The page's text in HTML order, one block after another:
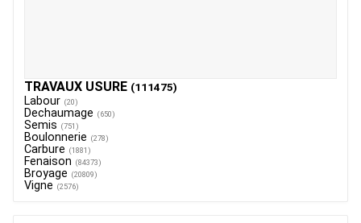
TRAVAUX USURE (111475)
Labour (20)
Dechaumage (650)
Semis (751)
Boulonnerie (278)
Carbure (1881)
Fenaison (84373)
Broyage (20809)
Vigne (2576)